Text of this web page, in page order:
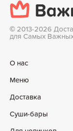
© 2013-2026
для Самых
О нас
Меню
Доставка
Суши-бары